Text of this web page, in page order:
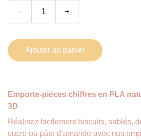
- +
Ajouter au panier
Emporte-pièces chiffres en PLA
3D
Réalisez facilement biscuits, sablés,
sucre ou pâte d’amande avec nos